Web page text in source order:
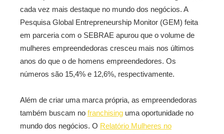
cada vez mais destaque no mundo dos negócios. A
Pesquisa Global Entrepreneurship Monitor (GEM) feita
em parceria com o SEBRAE apurou que o volume de
mulheres empreendedoras cresceu mais nos últimos
anos do que o de homens empreendedores. Os
números são 15,4% e 12,6%, respectivamente.
Além de criar uma marca própria, as empreendedoras
também buscam no franchising uma oportunidade no
mundo dos negócios. O Relatório Mulheres no